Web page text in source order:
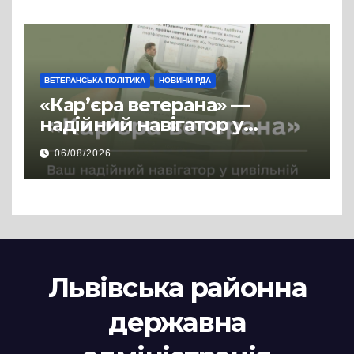
ВЕТЕРАНСЬКА ПОЛІТИКА НОВИНИ РДА
«Кар’єра ветерана» —
надійний навігатор у
цивільній професії
06/08/2026
Львівська районна
державна